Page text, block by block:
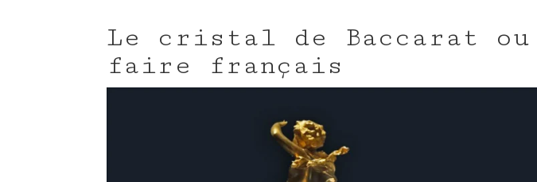
Le cristal de Baccarat
faire français